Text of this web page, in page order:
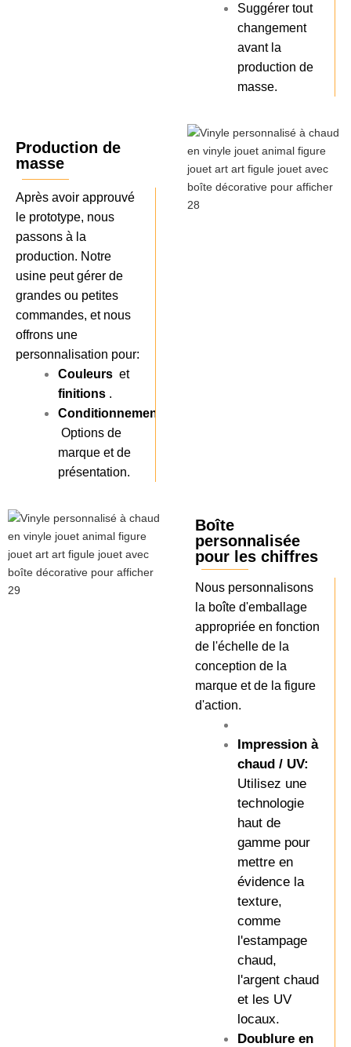
Suggérer tout
changement
avant la
production de
masse.
Production de
masse
Après avoir approuvé
le prototype, nous
passons à la
production. Notre
usine peut gérer de
grandes ou petites
commandes, et nous
offrons une
personnalisation pour:
Couleurs et
finitions .
Conditionnement
Options de
marque et de
présentation.
Boîte
personnalisée
pour les chiffres
Nous personnalisons
la boîte d'emballage
appropriée en fonction
de l'échelle de la
conception de la
marque et de la figure
d'action.
Impression à
chaud / UV:
Utilisez une
technologie
haut de
gamme pour
mettre en
évidence la
texture,
comme
l'estampage
chaud,
l'argent chaud
et les UV
locaux.
Doublure en